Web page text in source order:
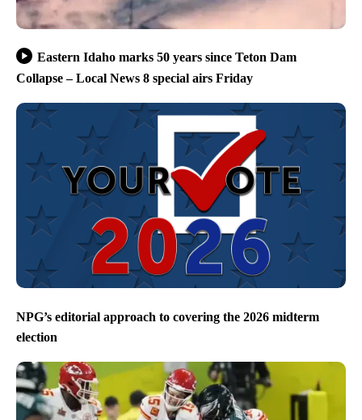
Eastern Idaho marks 50 years since Teton Dam
Collapse – Local News 8 special airs Friday
NPG’s editorial approach to covering the 2026 midterm
election